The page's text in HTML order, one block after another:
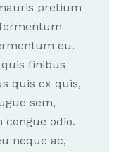
pretium
eu.
finibus
quis ex quis,
sem,
odio.
neque ac,